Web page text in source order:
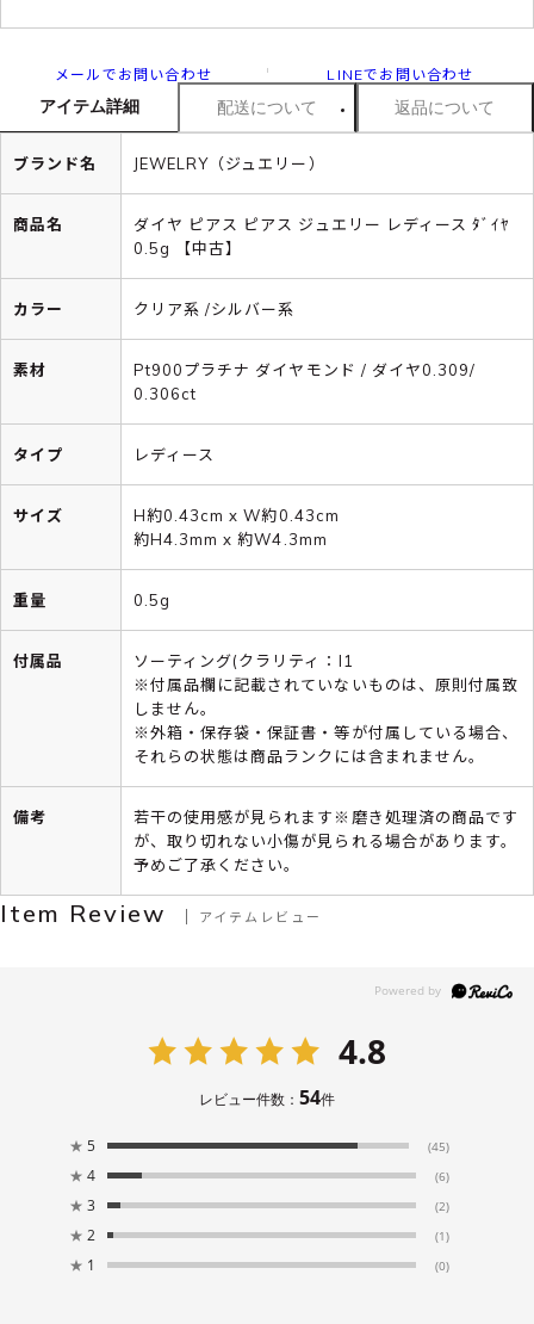
メールでお問い合わせ LINEでお問い合わせ
アイテム詳細 配送について 返品について
ブランド名 JEWELRY（ジュエリー）
商品名
ダイヤ ピアス ピアス ジュエリー レディース ﾀﾞｲﾔ
0.5g 【中古】
カラー クリア系 /シルバー系
素材
Pt900プラチナ ダイヤモンド / ダイヤ0.309/
0.306ct
タイプ レディース
サイズ
H約0.43cm x W約0.43cm
約H4.3mm x 約W4.3mm
重量 0.5g
付属品
ソーティング(クラリティ：I1
※付属品欄に記載されていないものは、原則付属致
しません。
※外箱・保存袋・保証書・等が付属している場合、
それらの状態は商品ランクには含まれません。
備考
若干の使用感が見られます※磨き処理済の商品です
が、取り切れない小傷が見られる場合があります。
予めご了承ください。
Item Review アイテムレビュー
4.8
レビュー件数： 54件
★ 5 (45)
★ 4 (6)
★ 3 (2)
★ 2 (1)
★ 1 (0)